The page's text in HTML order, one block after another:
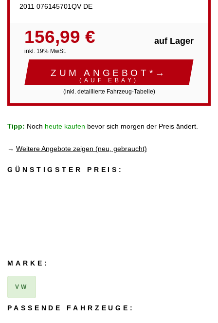
2011 076145701QV DE
156,99 €
inkl. 19% MwSt.
auf Lager
ZUM ANGEBOT*→
(AUF EBAY)
(inkl. detaillierte Fahrzeug-Tabelle)
Tipp: Noch heute kaufen bevor sich morgen der Preis ändert.
→ Weitere Angebote zeigen (neu, gebraucht)
GÜNSTIGSTER PREIS:
MARKE:
VW
PASSENDE FAHRZEUGE: